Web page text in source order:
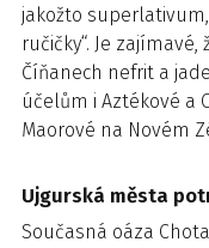
jakožto
ručičky“. Je
Číňanech nefrit a
účelům i Aztékové a
Maorové na Novém
Ujgurská města
Současná oáza